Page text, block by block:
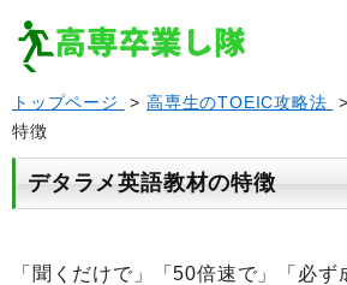
トップページ >高専生のTOEIC攻略法
特徴
デタラメ英語教材の特徴
「聞くだけで」「50倍速で」「必ず